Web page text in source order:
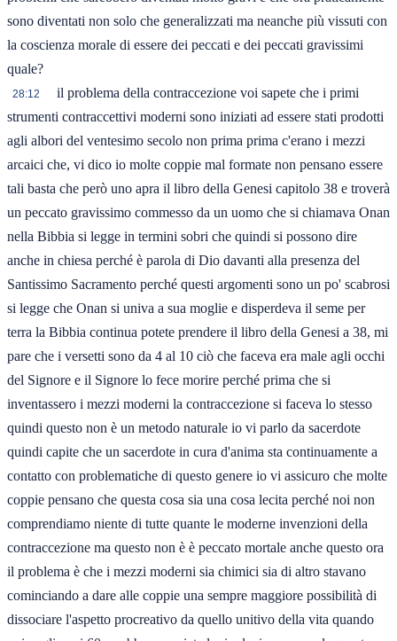
sono diventati non solo che generalizzati ma neanche più vissuti con
la coscienza morale di essere dei peccati e dei peccati gravissimi
quale?
28:12
il problema della contraccezione voi sapete che i primi
strumenti contraccettivi moderni sono iniziati ad essere stati prodotti
agli albori del ventesimo secolo non prima prima c'erano i mezzi
arcaici che, vi dico io molte coppie mal formate non pensano essere
tali basta che però uno apra il libro della Genesi capitolo 38 e troverà
un peccato gravissimo commesso da un uomo che si chiamava Onan
nella Bibbia si legge in termini sobri che quindi si possono dire
anche in chiesa perché è parola di Dio davanti alla presenza del
Santissimo Sacramento perché questi argomenti sono un po' scabrosi
si legge che Onan si univa a sua moglie e disperdeva il seme per
terra la Bibbia continua potete prendere il libro della Genesi a 38, mi
pare che i versetti sono da 4 al 10 ciò che faceva era male agli occhi
del Signore e il Signore lo fece morire perché prima che si
inventassero i mezzi moderni la contraccezione si faceva lo stesso
quindi questo non è un metodo naturale io vi parlo da sacerdote
quindi capite che un sacerdote in cura d'anima sta continuamente a
contatto con problematiche di questo genere io vi assicuro che molte
coppie pensano che questa cosa sia una cosa lecita perché noi non
comprendiamo niente di tutte quante le moderne invenzioni della
contraccezione ma questo non è è peccato mortale anche questo ora
il problema è che i mezzi moderni sia chimici sia di altro stavano
cominciando a dare alle coppie una sempre maggiore possibilità di
dissociare l'aspetto procreativo da quello unitivo della vita quando